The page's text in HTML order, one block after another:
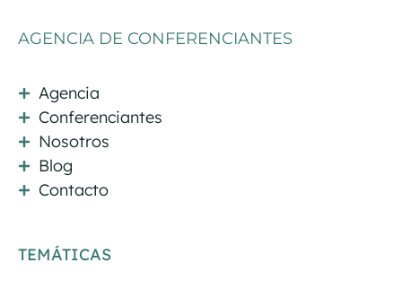
AGENCIA DE CONFERENCIANTES
Agencia
Conferenciantes
Nosotros
Blog
Contacto
TEMÁTICAS